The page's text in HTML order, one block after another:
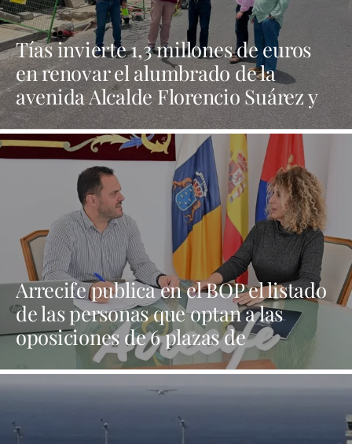
Tías invierte 1,3 millones de euros
en renovar el alumbrado de la
avenida Alcalde Florencio Suárez y
31 calles aledañas
Arrecife publica en el BOP el listado
de las personas que optan a las
oposiciones de 6 plazas de
trabajadores sociales